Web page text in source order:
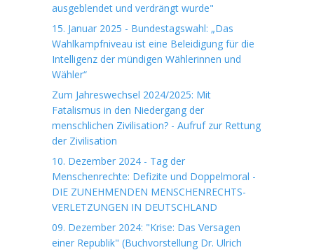
ausgeblendet und verdrängt wurde"
15. Januar 2025 - Bundestagswahl: „Das
Wahlkampfniveau ist eine Beleidigung für die
Intelligenz der mündigen Wählerinnen und
Wähler“
Zum Jahreswechsel 2024/2025: Mit
Fatalismus in den Niedergang der
menschlichen Zivilisation? - Aufruf zur Rettung
der Zivilisation
10. Dezember 2024 - Tag der
Menschenrechte: Defizite und Doppelmoral -
DIE ZUNEHMENDEN MENSCHENRECHTS-
VERLETZUNGEN IN DEUTSCHLAND
09. Dezember 2024: "Krise: Das Versagen
einer Republik" (Buchvorstellung Dr. Ulrich